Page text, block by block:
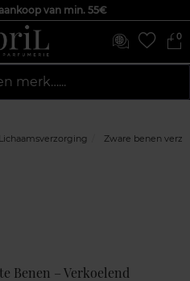
van min. 55€
0
merk…...
Lichaamsverzorging Zware benen
Benen – Verkoelend